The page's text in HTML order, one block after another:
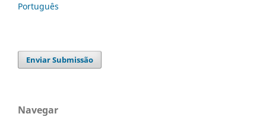
Português
Enviar Submissão
Navegar